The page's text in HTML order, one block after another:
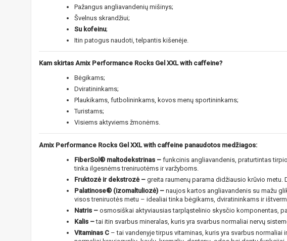
Pažangus angliavandenių mišinys;
Švelnus skrandžiui;
Su kofeinu;
Itin patogus naudoti, telpantis kišenėje.
Kam skirtas Amix Performance Rocks Gel XXL with caffeine?
Bėgikams;
Dviratininkams;
Plaukikams, futbolininkams, kovos menų sportininkams;
Turistams;
Visiems aktyviems žmonėms.
Amix Performance Rocks Gel XXL with caffeine panaudotos medžiagos:
FiberSol® maltodekstrinas – funkcinis angliavandenis, praturtintas
tinka ilgesnėms treniruotėms ir varžyboms.
Fruktozė ir dekstrozė – greita raumenų parama didžiausio krūvio
Palatinose® (izomaltuliozė) – naujos kartos angliavandenis su mažu
visos treniruotės metu – idealiai tinka bėgikams, dviratininkams ir
Natris – osmosiškai aktyviausias tarpląstelinio skysčio komponentas,
Kalis –tai itin svarbus mineralas, kuris yra svarbus normaliai nervų
Vitaminas C – tai vandenyje tirpus vitaminas, kuris yra svarbus